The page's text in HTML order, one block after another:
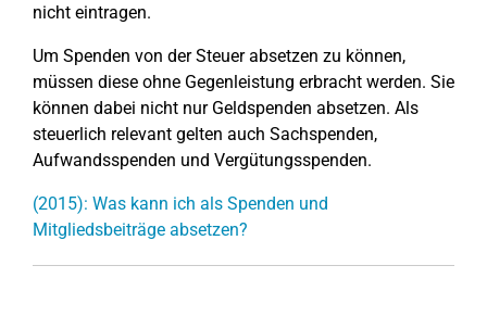
nicht eintragen.
Um Spenden von der Steuer absetzen zu können,
müssen diese ohne Gegenleistung erbracht werden. Sie
können dabei nicht nur Geldspenden absetzen. Als
steuerlich relevant gelten auch Sachspenden,
Aufwandsspenden und Vergütungsspenden.
(2015): Was kann ich als Spenden und
Mitgliedsbeiträge absetzen?